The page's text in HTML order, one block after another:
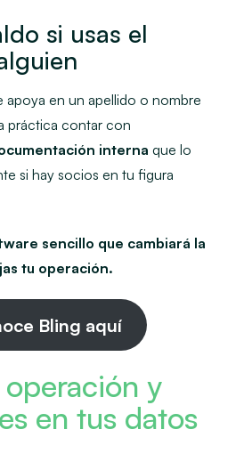
si usas el
apoya en un apellido o nombre
práctica contar con
interna que lo
si hay socios en tu figura
sencillo que cambiará la
tu operación.
Bling aquí
y
en tus datos